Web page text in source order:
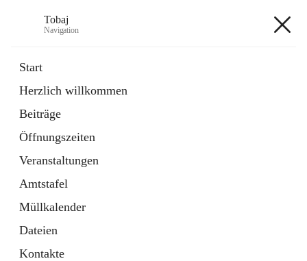
Tobaj
Navigation
Start
Herzlich willkommen
Beiträge
Öffnungszeiten
Veranstaltungen
Amtstafel
Müllkalender
Dateien
Kontakte
Externe Webseite
in
Tab
Formulare
2 Schnellzugriffe